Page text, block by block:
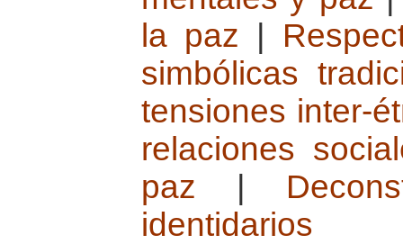
la paz
simbólicas
tensiones inter-
relaciones
paz
identidarios